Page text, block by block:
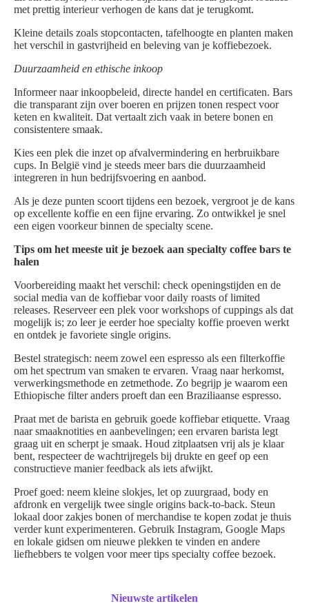
met prettig interieur verhogen de kans dat je terugkomt.
Kleine details zoals stopcontacten, tafelhoogte en planten maken
het verschil in gastvrijheid en beleving van je koffiebezoek.
Duurzaamheid en ethische inkoop
Informeer naar inkoopbeleid, directe handel en certificaten. Bars
die transparant zijn over boeren en prijzen tonen respect voor
keten en kwaliteit. Dat vertaalt zich vaak in betere bonen en
consistentere smaak.
Kies een plek die inzet op afvalvermindering en herbruikbare
cups. In België vind je steeds meer bars die duurzaamheid
integreren in hun bedrijfsvoering en aanbod.
Als je deze punten scoort tijdens een bezoek, vergroot je de kans
op excellente koffie en een fijne ervaring. Zo ontwikkel je snel
een eigen voorkeur binnen de specialty scene.
Tips om het meeste uit je bezoek aan specialty coffee bars te
halen
Voorbereiding maakt het verschil: check openingstijden en de
social media van de koffiebar voor daily roasts of limited
releases. Reserveer een plek voor workshops of cuppings als dat
mogelijk is; zo leer je eerder hoe specialty koffie proeven werkt
en ontdek je favoriete single origins.
Bestel strategisch: neem zowel een espresso als een filterkoffie
om het spectrum van smaken te ervaren. Vraag naar herkomst,
verwerkingsmethode en zetmethode. Zo begrijp je waarom een
Ethiopische filter anders proeft dan een Braziliaanse espresso.
Praat met de barista en gebruik goede koffiebar etiquette. Vraag
naar smaaknotities en aanbevelingen; een ervaren barista legt
graag uit en scherpt je smaak. Houd zitplaatsen vrij als je klaar
bent, respecteer de wachtrijregels bij drukte en geef op een
constructieve manier feedback als iets afwijkt.
Proef goed: neem kleine slokjes, let op zuurgraad, body en
afdronk en vergelijk twee single origins back-to-back. Steun
lokaal door zakjes bonen of merchandise te kopen zodat je thuis
verder kunt experimenteren. Gebruik Instagram, Google Maps
en lokale gidsen om nieuwe plekken te vinden en andere
liefhebbers te volgen voor meer tips specialty coffee bezoek.
Nieuwste artikelen